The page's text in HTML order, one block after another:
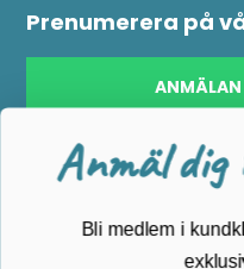
Prenumerera på
ANMÄLAN
Följ oss på